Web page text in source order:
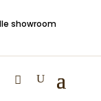
showroom
2